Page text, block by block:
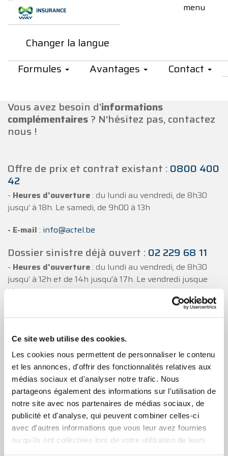
Ce site web utilise des cookies.
Les cookies nous permettent de personnaliser le contenu
et les annonces, d'offrir des fonctionnalités relatives aux
médias sociaux et d'analyser notre trafic. Nous
partageons également des informations sur l'utilisation de
notre site avec nos partenaires de médias sociaux, de
publicité et d'analyse, qui peuvent combiner celles-ci
avec d'autres informations que vous leur avez fournies
ou qu'ils ont collectées lors de votre utilisation de leurs
Saut au contenu principal
Changer la langue
Formules
Avantages Contact
Contact
Vous avez besoin d’informations
complémentaires? N'hésitez pas, contactez
nous !
Offre de prix et contrat existant : 0800 400
42
- Heures d'ouverture: du lundi au vendredi, de 8h30
jusqu’ à 18h. Le samedi, de 9h00 à 13h
- E-mail : info@actel.be
Dossier sinistre déjà ouvert : 02 229 68 11
- Heures d'ouverture: du lundi au vendredi, de 8h30
jusqu’ à 12h et de 14h jusqu'à 17h. Le vendredi jusque
16h.
- E-mail:claims@actel.be
Assistance au véhicule et aux personnes
+32(0)4 340 54 00
- Votre véhicule est en panne et vous avez souscrit à
notre garantie assistance aux véhicule ?
- Vous devez être rapatrié(s) et vous avez souscrit à
notre assistance aux personnes ?
- Contactez-nous par téléphone 24h sur 24 et 7 jours
sur 7